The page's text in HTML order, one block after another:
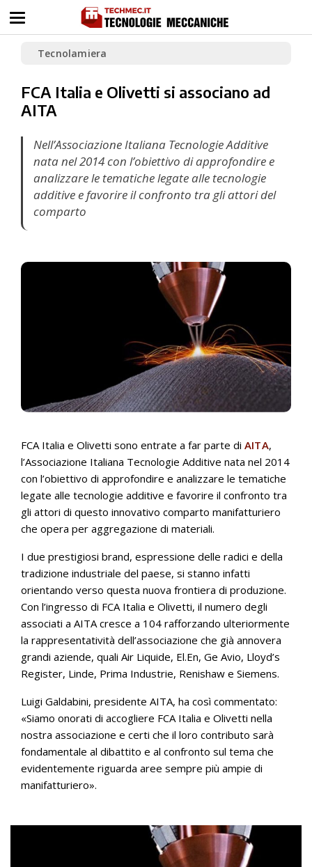
Tecnolamiera
FCA Italia e Olivetti si associano ad
AITA
Nell’Associazione Italiana Tecnologie Additive
nata nel 2014 con l’obiettivo di approfondire e
analizzare le tematiche legate alle tecnologie
additive e favorire il confronto tra gli attori del
comparto
FCA Italia e Olivetti sono entrate a far parte di AITA,
l’Associazione Italiana Tecnologie Additive nata nel 2014
con l’obiettivo di approfondire e analizzare le tematiche
legate alle tecnologie additive e favorire il confronto tra
gli attori di questo innovativo comparto manifatturiero
che opera per aggregazione di materiali.
I due prestigiosi brand, espressione delle radici e della
tradizione industriale del paese, si stanno infatti
orientando verso questa nuova frontiera di produzione.
Con l’ingresso di FCA Italia e Olivetti, il numero degli
associati a AITA cresce a 104 rafforzando ulteriormente
la rappresentatività dell’associazione che già annovera
grandi aziende, quali Air Liquide, El.En, Ge Avio, Lloyd’s
Register, Linde, Prima Industrie, Renishaw e Siemens.
Luigi Galdabini, presidente AITA, ha così commentato:
«Siamo onorati di accogliere FCA Italia e Olivetti nella
nostra associazione e certi che il loro contributo sarà
fondamentale al dibattito e al confronto sul tema che
evidentemente riguarda aree sempre più ampie di
manifatturiero».